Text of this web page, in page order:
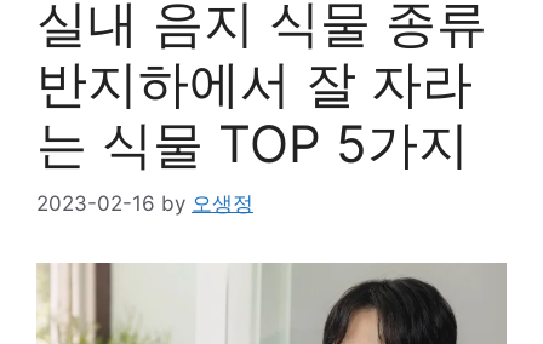
실내 음지 식물 종류
반지하에서 잘 자라
는 식물 TOP 5가지
2023-02-16 by 오생정